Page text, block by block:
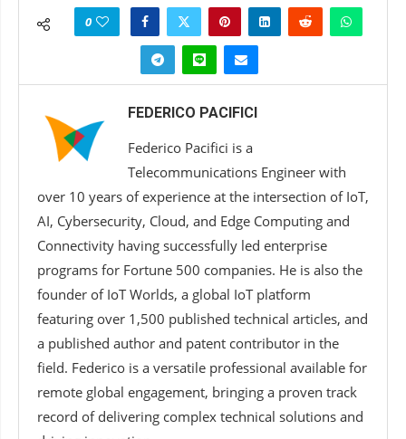
0
FEDERICO PACIFICI
Federico Pacifici is a
Telecommunications Engineer with
over 10 years of experience at the intersection of IoT,
AI, Cybersecurity, Cloud, and Edge Computing and
Connectivity having successfully led enterprise
programs for Fortune 500 companies. He is also the
founder of IoT Worlds, a global IoT platform
featuring over 1,500 published technical articles, and
a published author and patent contributor in the
field. Federico is a versatile professional available for
remote global engagement, bringing a proven track
record of delivering complex technical solutions and